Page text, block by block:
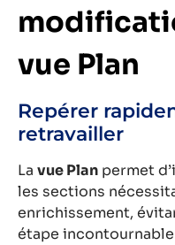
vue Plan
Repérer
retravailler
La vue Plan permet
les sections
enrichissement,
étape